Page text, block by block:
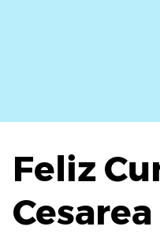
Feliz
Cesarea